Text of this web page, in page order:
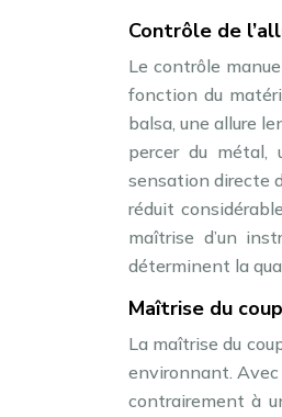
Contrôle de
Le contrôle
fonction du
balsa, une allure
percer du métal,
sensation directe
réduit
maîtrise d’un
déterminent la
Maîtrise du
La maîtrise du
environnant. Avec
contrairement à